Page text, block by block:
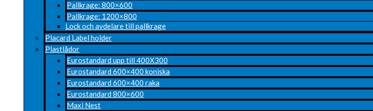
Pallkrage: 800×600
Pallkrage: 1200×800
Lock och avdelare till pallkrage
Placard Label holder
Plastlådor
Eurostandard upp till 400X300
Eurostandard 600×400 koniska
Eurostandard 600×400 raka
Eurostandard 800×600
Maxi Nest